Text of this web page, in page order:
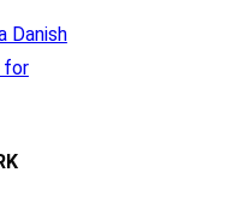
Danish
for